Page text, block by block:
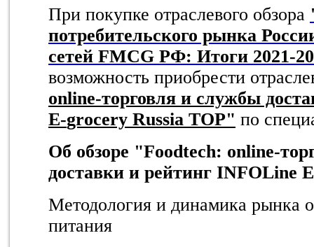
При покупке отраслевого обзора
потребительского рынка
сетей FMCG РФ: Итоги 2021-
возможность приобрести
online-торговля и службы
E-grocery Russia TOP" по
Об обзоре "Foodtech: online-
доставки и рейтинг INFOLine E
Методология и динамика рынка
питания